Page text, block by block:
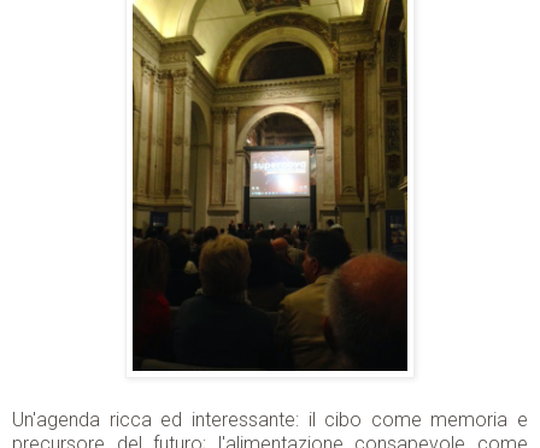
Un'agenda ricca ed interessante: il cibo come memoria e